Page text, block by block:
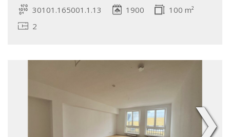
30101.165001.1.13 1900
100 m²
2
❯